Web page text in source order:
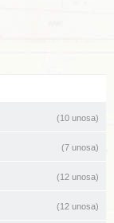
(10 unosa)
(7 unosa)
(12 unosa)
(12 unosa)